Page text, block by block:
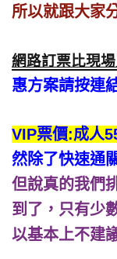
所以就跟大家
網路訂票比現
惠方案請按連
VIP票價:成人
然除了快速通
但說真的我們
到了，只有少
以基本上不建